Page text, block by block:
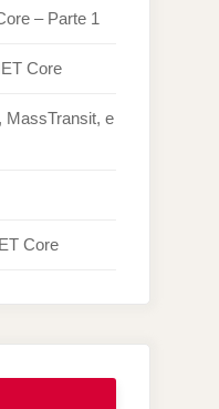
– Parte 1
Core
MassTransit, e
Core